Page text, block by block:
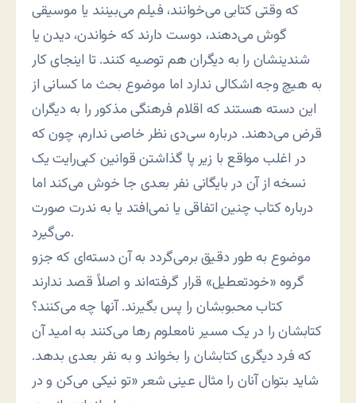
که وقتی کتابی می‌خوانند، فیلم می‌بینند یا موسیقی
گوش می‌دهند، دوست دارند که خواندن، دیدن یا
شندینشان را به دیگران هم توصیه کنند. تا اینجای کار
به هیچ وجه اشکالی ندارد اما موضوع بحث ما کسانی از
این دسته هستند که اقلام فرهنگی مذکور را به دیگران
قرض می‌دهند. درباره سی‌دی نظر خاصی ندارم، چون که
در اغلب مواقع با زیر پا گذاشتن قوانین کپی‌رایت یک
نسخه از آن در بایگانی نفر بعدی جا خوش می‌کند اما
درباره کتاب چنین اتفاقی یا نمی‌افتد یا به ندرت صورت
می‌گیرد.
موضوع به طور دقیق برمی‌گردد به آن دسته‌ای که جزو
گروه «خودتعطیل» قرار گرفته‌اند و اصلاً قصد ندارند
کتاب محبوبشان را پس بگیرند. آنها چه می‌کنند؟
کتابشان را در یک مسیر نامعلوم رها می‌کنند به امید آن
که فرد دیگری کتابشان را بخواند و به نفر بعدی بدهد.
شاید بتوان آنان را مثال عینی شعر «تو نیکی می‌کن و در